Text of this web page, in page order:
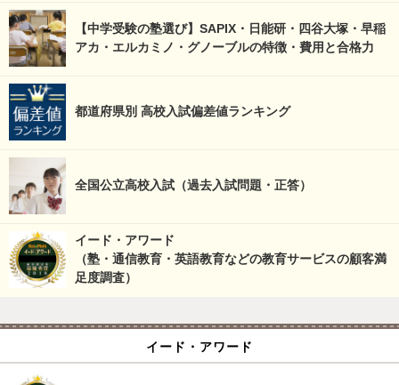
【中学受験の塾選び】SAPIX・日能研・四谷大塚・早稲
アカ・エルカミノ・グノーブルの特徴・費用と合格力
都道府県別 高校入試偏差値ランキング
全国公立高校入試（過去入試問題・正答）
イード・アワード
（塾・通信教育・英語教育などの教育サービスの顧客満
足度調査）
イード・アワード